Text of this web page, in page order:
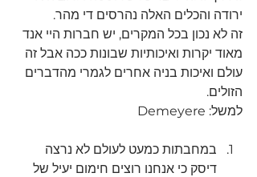
ירודה והכלים האלה נהרסים די מהר.
זה לא נכון בכל המקרים, יש חברות היי אנד
מאוד יקרות ואיכותיות שבונות ככה אבל זה
עולם ואיכות בניה אחרים לגמרי מהדברים
הזולים.
למשל: Demeyere
במחבתות כמעט לעולם לא נרצה
דיסק כי אנחנו רוצים חימום יעיל של